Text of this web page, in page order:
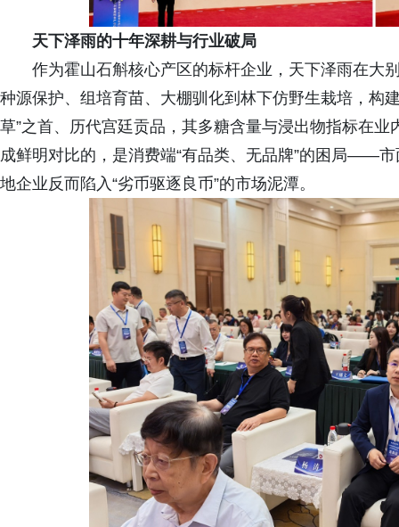
天下泽雨的十年深耕与行业破局
作为霍山石斛核心产区的标杆企业，天下泽雨在大
种源保护、组培育苗、大棚驯化到林下仿野生栽培，构
草”之首、历代宫廷贡品，其多糖含量与浸出物指标在
成鲜明对比的，是消费端“有品类、无品牌”的困局——
地企业反而陷入“劣币驱逐良币”的市场泥潭。